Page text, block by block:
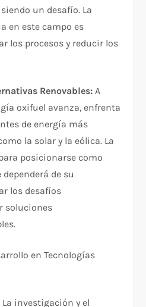
un desafío. La
en este campo es
los procesos y reducir los
Renovables: A
oxifuel avanza, enfrenta
de energía más
la solar y la eólica. La
posicionarse como
de su
los desafíos
soluciones
en Tecnologías
La investigación y el